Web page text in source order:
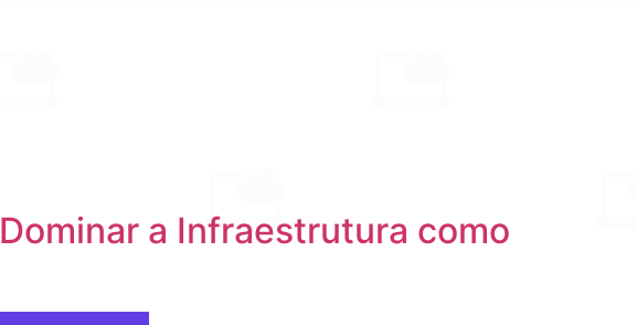
a Infraestrutura como